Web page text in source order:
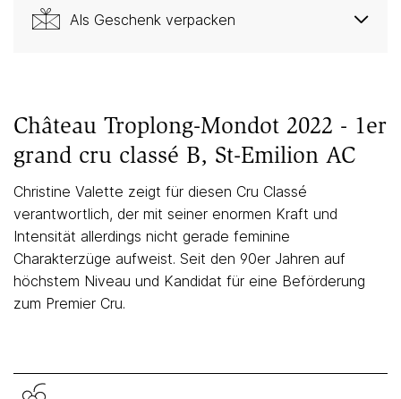
Als Geschenk verpacken
Château Troplong-Mondot 2022 - 1er
grand cru classé B, St-Emilion AC
Christine Valette zeigt für diesen Cru Classé
verantwortlich, der mit seiner enormen Kraft und
Intensität allerdings nicht gerade feminine
Charakterzüge aufweist. Seit den 90er Jahren auf
höchstem Niveau und Kandidat für eine Beförderung
zum Premier Cru.